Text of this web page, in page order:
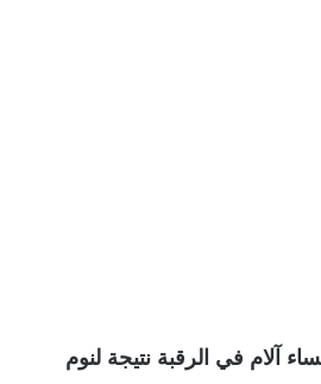
آلام في الرقبة نتيجة لنوم